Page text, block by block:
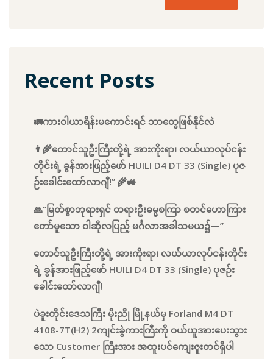
Recent Posts
🚛ကားဝါယာရိန်းမကောင်းရင် ဘာတွေဖြစ်နိုင်လဲ
👨‍🌾တောင်သူဦးကြီးတို့ရဲ့ အားကိုးရာ၊ လယ်ယာလုပ်ငန်း
တိုင်းရဲ့ ခွန်အားဖြည့်ဖော် HUILI D4 DT 33 (Single) ပုဇ
ဉ်းခေါင်းထော်လာဂျီ!” 🌾🚜
🙏”မြတ်စွာဘုရားရှင် တရားဦးဓမ္မစကြာ စတင်ဟောကြား
တော်မူသော ဝါဆိုလပြည့် မင်္ဂလာအခါသမယ၌—”
တောင်သူဦးကြီးတို့ရဲ့ အားကိုးရာ၊ လယ်ယာလုပ်ငန်းတိုင်း
ရဲ့ ခွန်အားဖြည့်ဖော် HUILI D4 DT 33 (Single) ပုဇဉ်း
ခေါင်းထော်လာဂျီ!
ပဲခူးတိုင်းဒေသကြီး မိုးညို မြို့နယ်မှ Forland M4 DT
4108-7T(H2) 2ကျင်းခွဲကားကြီးကို ဝယ်ယူအားပေးသွား
သော Customer ကြီးအား အထူးပင်ကျေးဇူးတင်ရှိပါ